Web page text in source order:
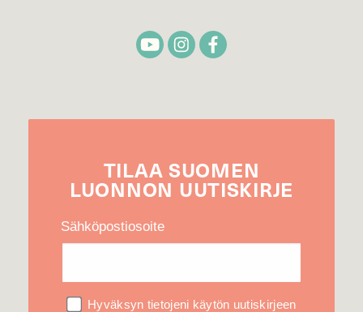
TILAA SUOMEN
LUONNON UUTIS­KIRJE
Sähköpostiosoite
Hyväksyn tietojeni käytön uutiskirjeen